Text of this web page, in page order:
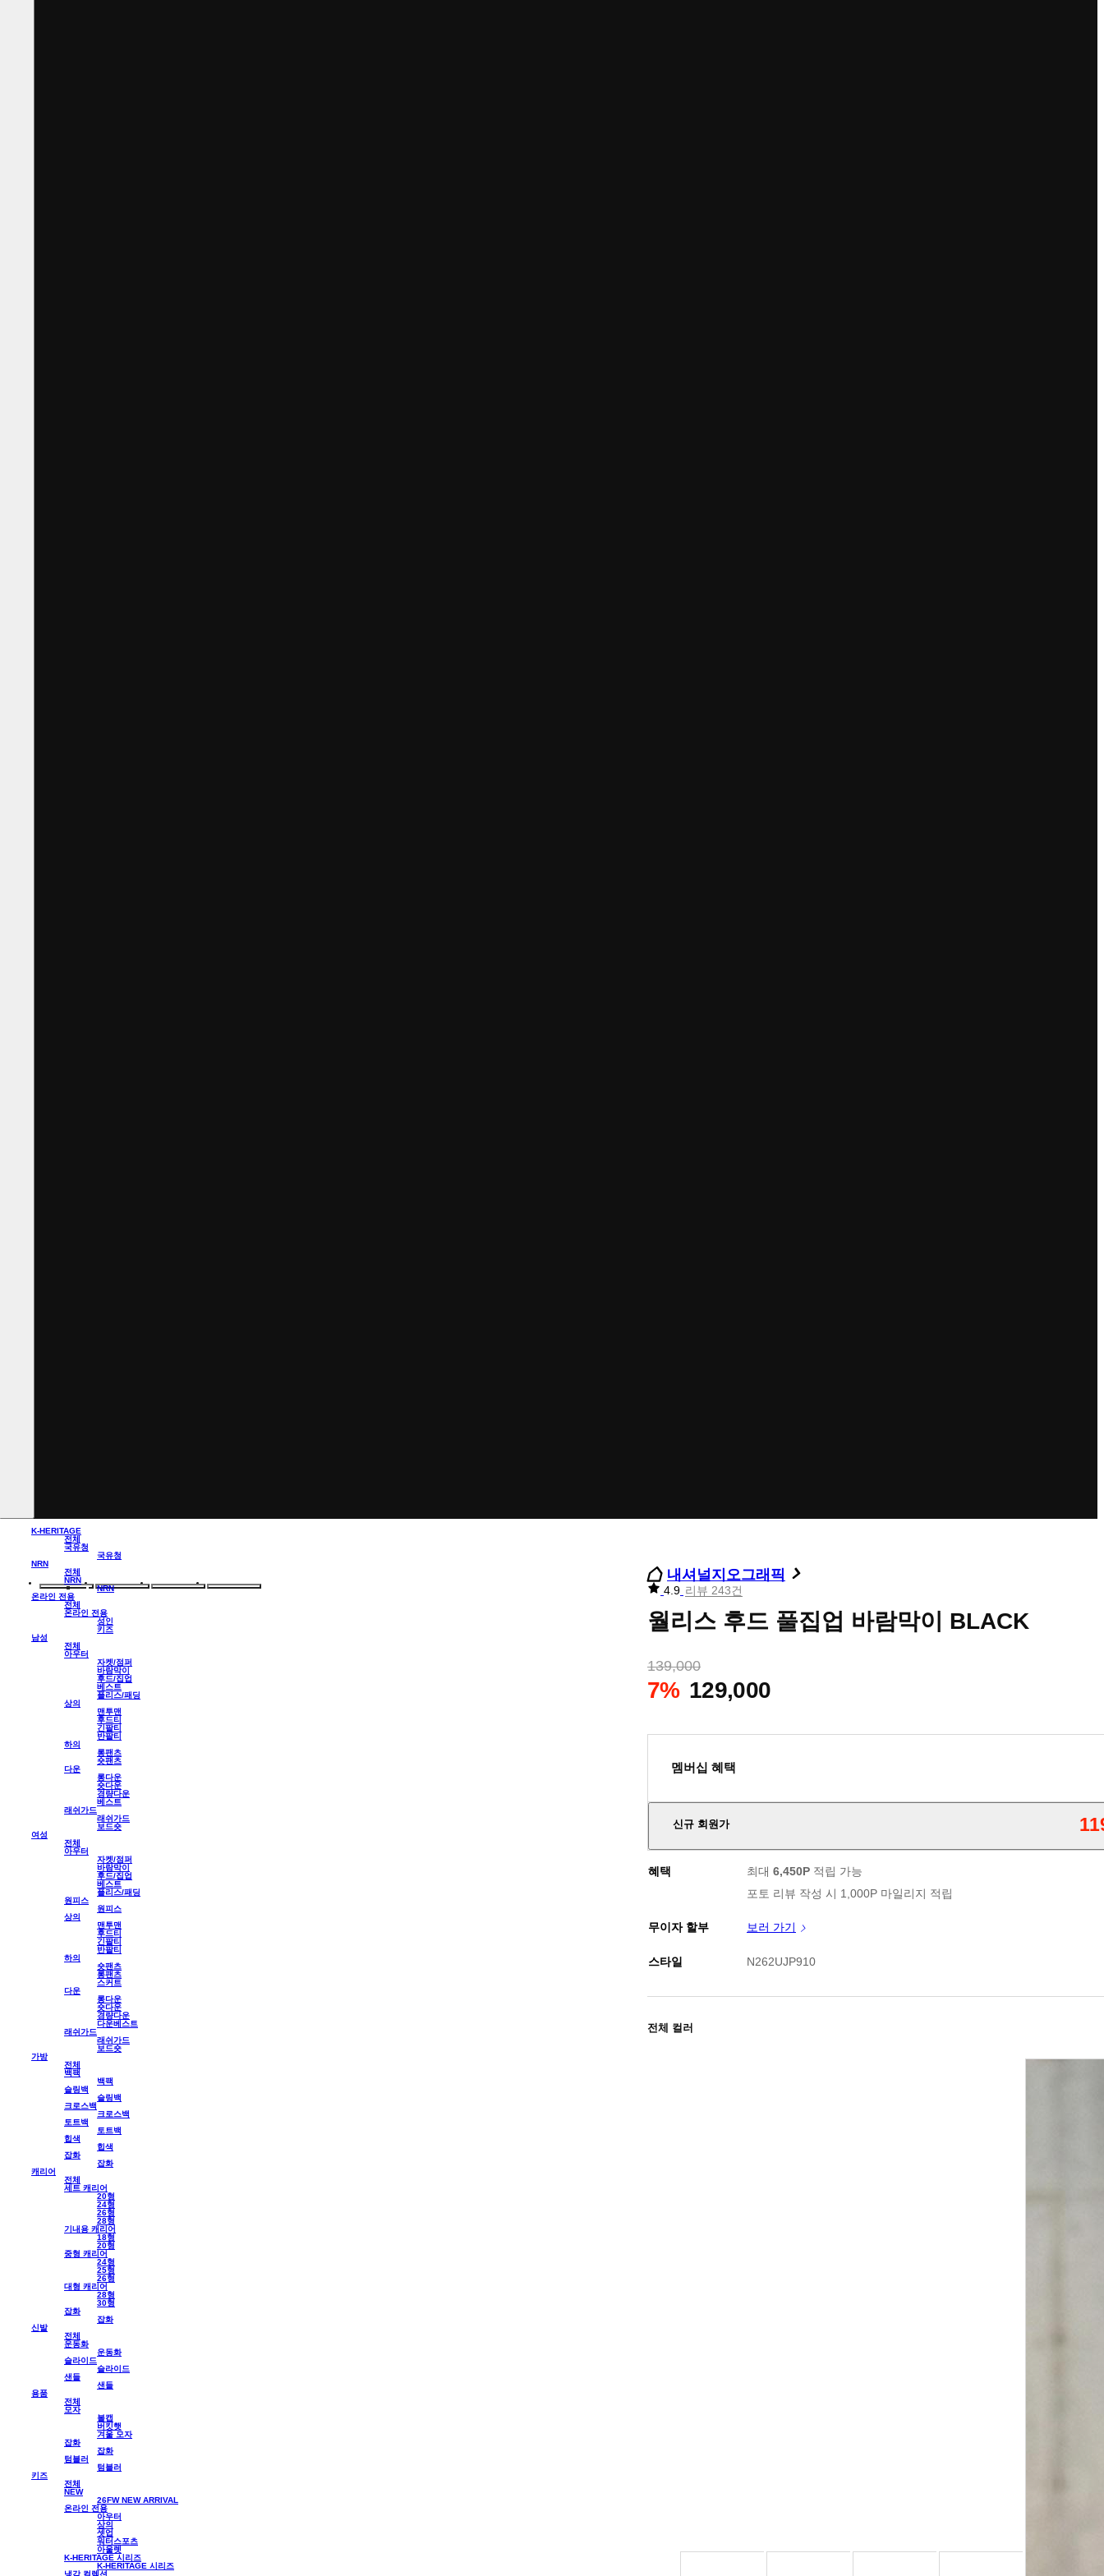
K-HERITAGE
전체
국유청
국유청
NRN
전체
NRN
NRN
온라인 전용
전체
온라인 전용
성인
키즈
남성
전체
아우터
자켓/점퍼
바람막이
후드/집업
베스트
플리스/패딩
상의
맨투맨
후드티
긴팔티
반팔티
하의
롱팬츠
숏팬츠
다운
롱다운
숏다운
경량다운
베스트
래쉬가드
래쉬가드
보드숏
여성
전체
아우터
자켓/점퍼
바람막이
후드/집업
베스트
플리스/패딩
원피스
원피스
상의
맨투맨
후드티
긴팔티
반팔티
하의
숏팬츠
롱팬츠
스커트
다운
롱다운
숏다운
경량다운
다운베스트
래쉬가드
래쉬가드
보드숏
가방
전체
백팩
백팩
슬링백
슬링백
크로스백
크로스백
토트백
토트백
힙색
힙색
잡화
잡화
캐리어
전체
세트 캐리어
20형
24형
26형
28형
기내용 캐리어
18형
20형
중형 캐리어
24형
25형
26형
대형 캐리어
28형
30형
잡화
잡화
신발
전체
운동화
운동화
슬라이드
슬라이드
샌들
샌들
용품
전체
모자
볼캡
버킷햇
겨울 모자
잡화
잡화
텀블러
텀블러
키즈
전체
NEW
26FW NEW ARRIVAL
온라인 전용
아우터
상의
셋업
워터스포츠
아울렛
K-HERITAGE 시리즈
K-HERITAGE 시리즈
냉감 컬렉션
내셔널지오그래픽
리
별
점
4.9 리뷰 243건
월리스 후드 풀집업 바람막이 BLACK
139,000
7% 129,000
멤버십 혜택
신규 회원가
판매가
신규 가입 쿠폰 1만원(3만원 이상 구매시)
혜택 최대 6,450P 적립 가능
포토 리뷰 작성 시 1,000P 마일리지 적립
무이자 할부 보러 가기
스타일 N262UJP910
전체 컬러